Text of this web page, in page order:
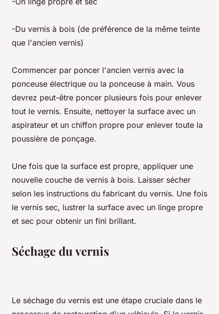
-Du vernis à bois (de préférence de la même teinte
que l'ancien vernis)
Commencer par poncer l'ancien vernis avec la
ponceuse électrique ou la ponceuse à main. Vous
devrez peut-être poncer plusieurs fois pour enlever
tout le vernis. Ensuite, nettoyer la surface avec un
aspirateur et un chiffon propre pour enlever toute la
poussière de ponçage.
Une fois que la surface est propre, appliquer une
nouvelle couche de vernis à bois. Laisser sécher
selon les instructions du fabricant du vernis. Une fois
le vernis sec, lustrer la surface avec un linge propre
et sec pour obtenir un fini brillant.
Séchage du vernis
Le séchage du vernis est une étape cruciale dans le